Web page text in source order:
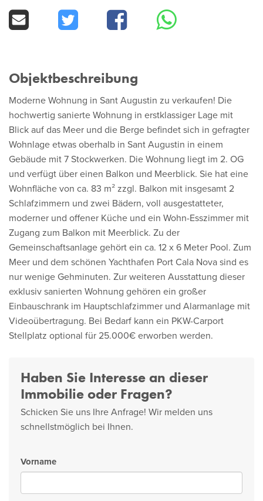
Objektbeschreibung
Moderne Wohnung in Sant Augustin zu verkaufen! Die
hochwertig sanierte Wohnung in erstklassiger Lage mit
Blick auf das Meer und die Berge befindet sich in gefragter
Wohnlage etwas oberhalb in Sant Augustin in einem
Gebäude mit 7 Stockwerken. Die Wohnung liegt im 2. OG
und verfügt über einen Balkon und Meerblick. Sie hat eine
Wohnfläche von ca. 83 m² zzgl. Balkon mit insgesamt 2
Schlafzimmern und zwei Bädern, voll ausgestatteter,
moderner und offener Küche und ein Wohn-Esszimmer mit
Zugang zum Balkon mit Meerblick. Zu der
Gemeinschaftsanlage gehört ein ca. 12 x 6 Meter Pool. Zum
Meer und dem schönen Yachthafen Port Cala Nova sind es
nur wenige Gehminuten. Zur weiteren Ausstattung dieser
exklusiv sanierten Wohnung gehören ein großer
Einbauschrank im Hauptschlafzimmer und Alarmanlage mit
Videoübertragung. Bei Bedarf kann ein PKW-Carport
Stellplatz optional für 25.000€ erworben werden.
Haben Sie Interesse an dieser
Immobilie oder Fragen?
Schicken Sie uns Ihre Anfrage! Wir melden uns
schnellstmöglich bei Ihnen.
Vorname